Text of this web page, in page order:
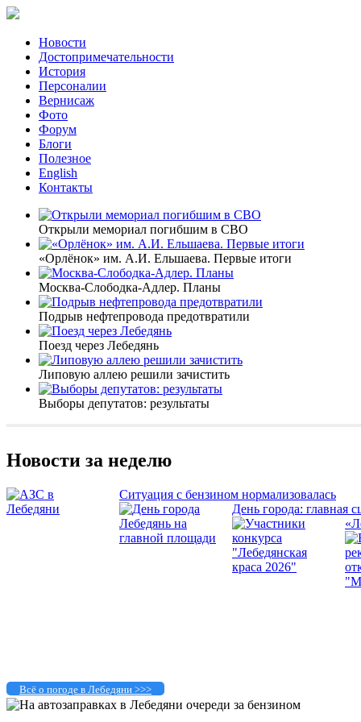
Новости
Достопримечательности
История
Персоналии
Вернисаж
Фото
Форум
Блоги
Полезное
English
Контакты
Открыли мемориал погибшим в СВО
«Орлёнок» им. А.И. Ельшаева. Первые итоги
Москва-Слободка-Адлер. Планы
Подрыв нефтепровода предотвратили
Поезд через Лебедянь
Липовую аллею решили зачистить
Выборы депутатов: результаты
Новости за неделю
Ситуация с бензином нормализовалась
День города: главная
Всё о погоде в Лебедяни >>>